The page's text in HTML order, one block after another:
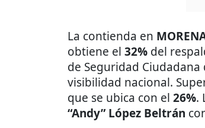
La contienda en
obtiene el 32% del
de Seguridad
visibilidad nacional.
que se ubica con el 26%.
“Andy” López Beltrán